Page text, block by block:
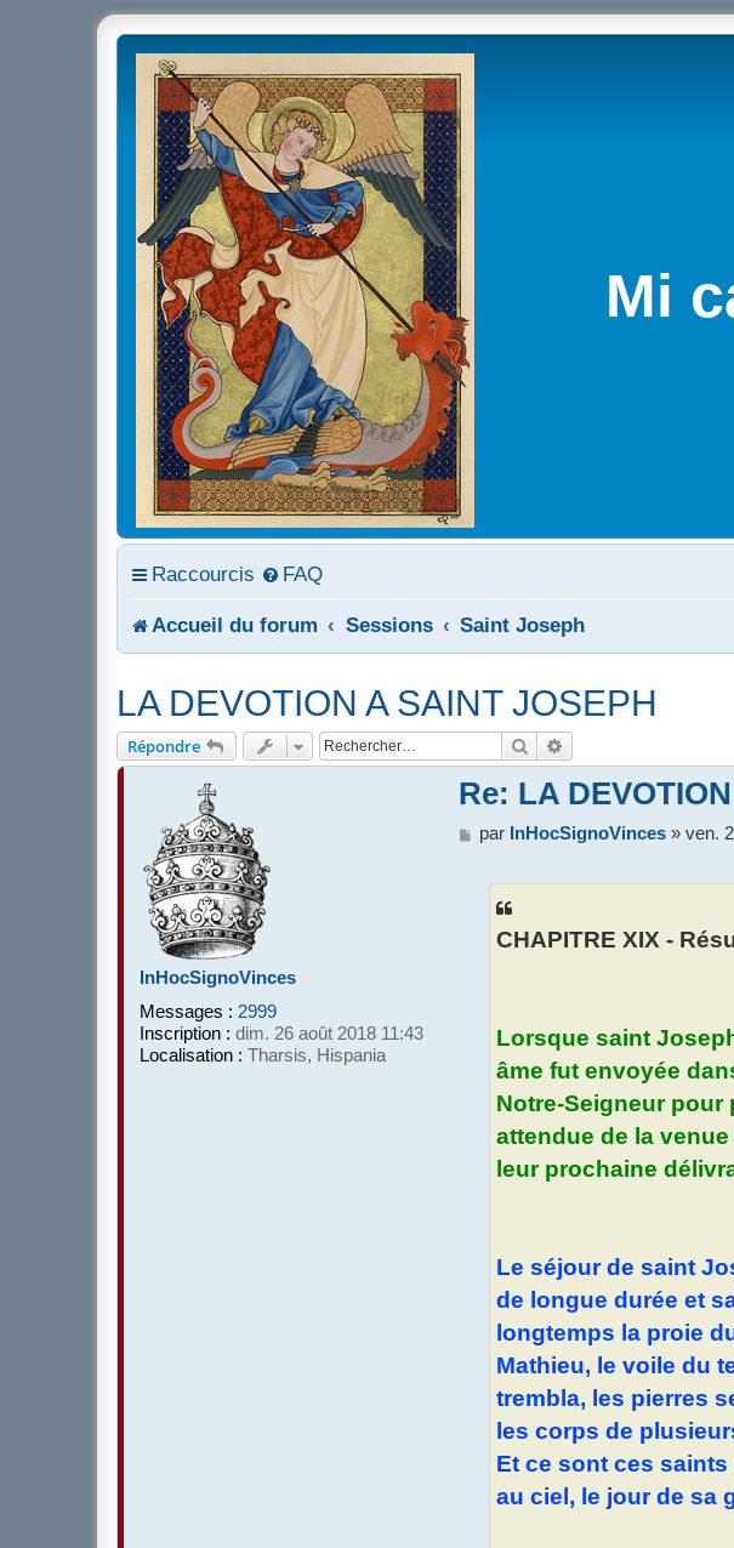
Mi
Raccourcis FAQ
Accueil du forum Sessions Saint Joseph
LA DEVOTION A SAINT JOSEPH
Répondre Rechercher
InHocSignoVinces
Messages : 2999
Inscription : dim. 26 août 2018 11:43
Localisation : Tharsis, Hispania
Re: LA
M
par InHocSignoVinces »ven.
CHAPITRE XIX -
Lorsque saint
âme fut envoyée
Notre-Seigneur
attendue de la
leur prochaine
Le séjour de saint
de longue durée et
longtemps la proie
Mathieu, le voile du
trembla, les pierres
les corps de
Et ce sont ces
au ciel, le jour de sa